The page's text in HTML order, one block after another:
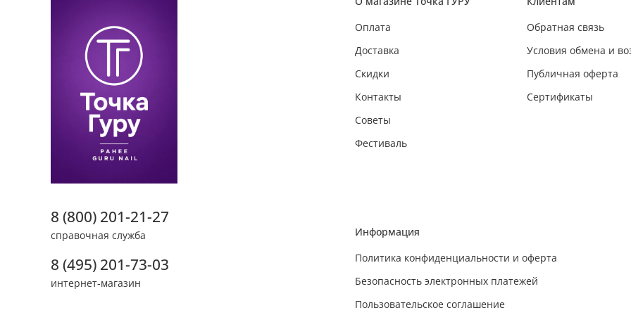
Оплата
Доставка
Скидки
Контакты
Советы
Фестиваль
Обратная связь
Условия обмена и
Публичная оферта
Сертификаты
Информация
Политика конфиденциальности и оферта
Безопасность электронных платежей
Пользовательское соглашение
8 (800) 201-21-27
справочная служба
8 (495) 201-73-03
интернет-магазин